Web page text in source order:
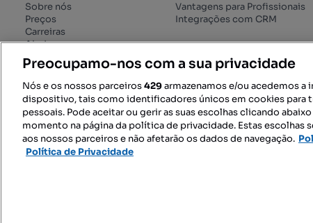
Sobre nós
Preços
Carreiras
Ajuda
Livro de Reclamações online
Regulamento dos Serviços
Digitais
Vantagens para Profissionais
Integrações com CRM
SIGA-NOS:
Preocupamo-nos com a sua privacidade
Nós e os nossos parceiros429armazenamos e/ou acedemos a
dispositivo, tais como identificadores únicos em cookies para
pessoais. Pode aceitar ou gerir as suas escolhas clicando
momento na página da política de privacidade. Estas escolhas
aos nossos parceiros e não afetarão os dados de navegação.
Política de Privacidade